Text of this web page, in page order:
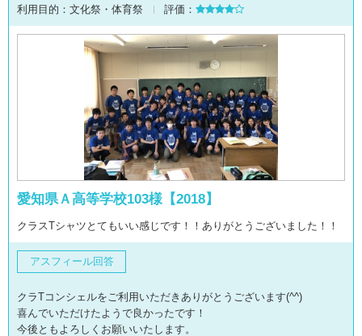
利用目的： 文化祭・体育祭 評価：
愛知県Ａ高等学校103様【2018】
クラスTシャツとてもいい感じです！！ありがとうございました！！
アスフィール回答
クラTコンシェルをご利用いただきありがとうございます(^^)
喜んでいただけたようで良かったです！
今後ともよろしくお願いいたします。